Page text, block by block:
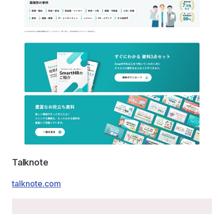
Talknote
talknote.com